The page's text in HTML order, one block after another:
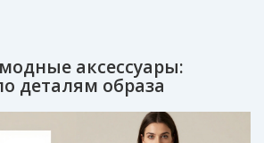
аксессуары:
деталям образа